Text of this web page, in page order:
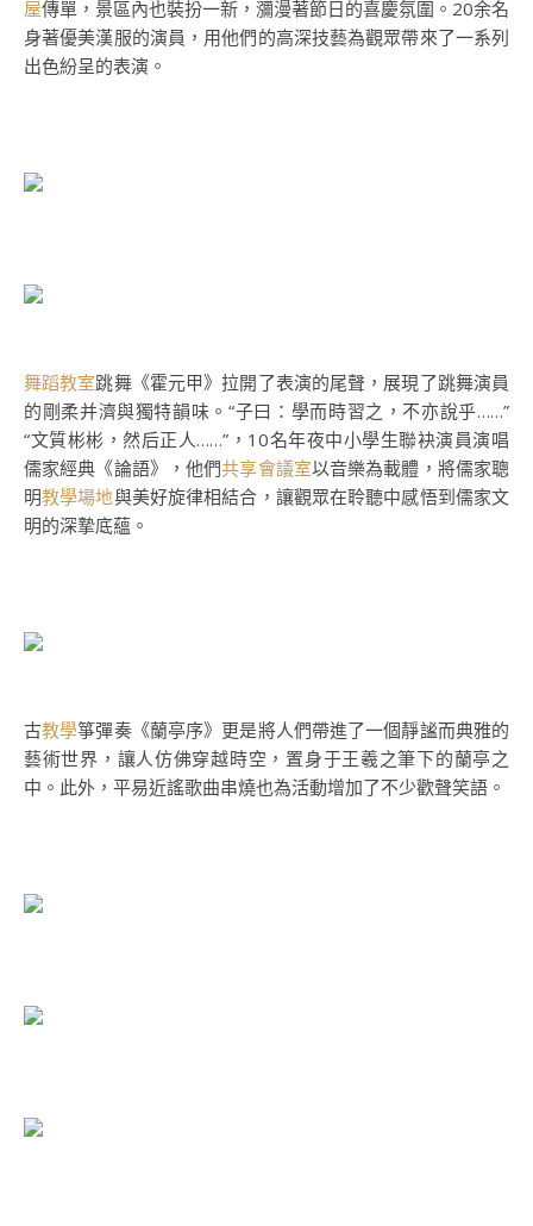
屋傳單，景區內也裝扮一新，瀰漫著節日的喜慶氛圍。20余名
身著優美漢服的演員，用他們的高深技藝為觀眾帶來了一系列
出色紛呈的表演。
舞蹈教室跳舞《霍元甲》拉開了表演的尾聲，展現了跳舞演員
的剛柔并濟與獨特韻味。“子曰：學而時習之，不亦說乎……”
“文質彬彬，然后正人……”，10名年夜中小學生聯袂演員演唱
儒家經典《論語》，他們共享會議室以音樂為載體，將儒家聰
明教學場地與美好旋律相結合，讓觀眾在聆聽中感悟到儒家文
明的深摯底蘊。
古教學箏彈奏《蘭亭序》更是將人們帶進了一個靜謐而典雅的
藝術世界，讓人仿佛穿越時空，置身于王羲之筆下的蘭亭之
中。此外，平易近謠歌曲串燒也為活動增加了不少歡聲笑語。